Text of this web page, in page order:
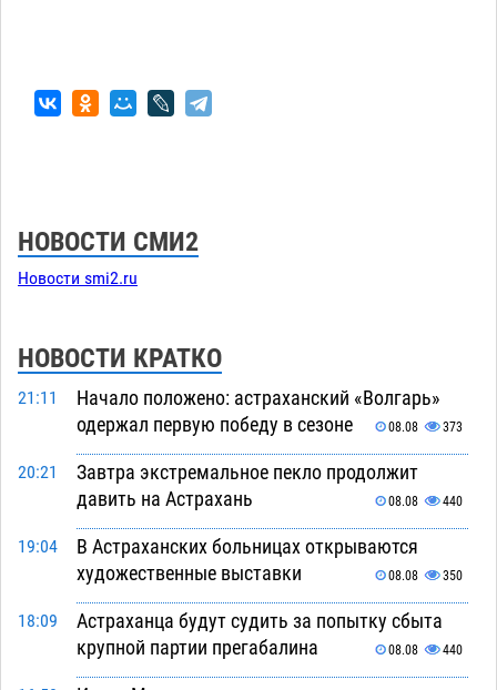
НОВОСТИ СМИ2
Новости smi2.ru
НОВОСТИ КРАТКО
21:11
Начало положено: астраханский «Волгарь»
одержал первую победу в сезоне
08.08 373
20:21
Завтра экстремальное пекло продолжит
давить на Астрахань
08.08 440
19:04
В Астраханских больницах открываются
художественные выставки
08.08 350
18:09
Астраханца будут судить за попытку сбыта
крупной партии прегабалина
08.08 440